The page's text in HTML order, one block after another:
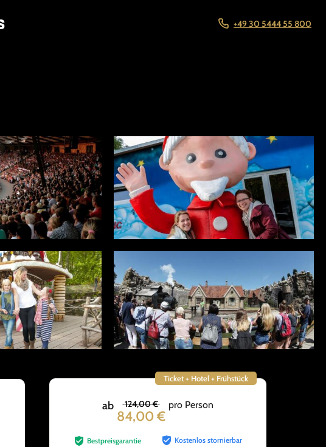
+49 30 5444 55 800
Ticket + Hotel + Frühstück
ab 124,00 €
84,00 €
pro Person
Bestpreisgarantie Kostenlos stornierbar